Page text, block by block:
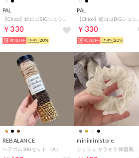
PAL
￥330
91%OFF 20%
PAL
￥330
91%OFF 20%
REBALANCE
へアゴム100セット （A）
miniministore